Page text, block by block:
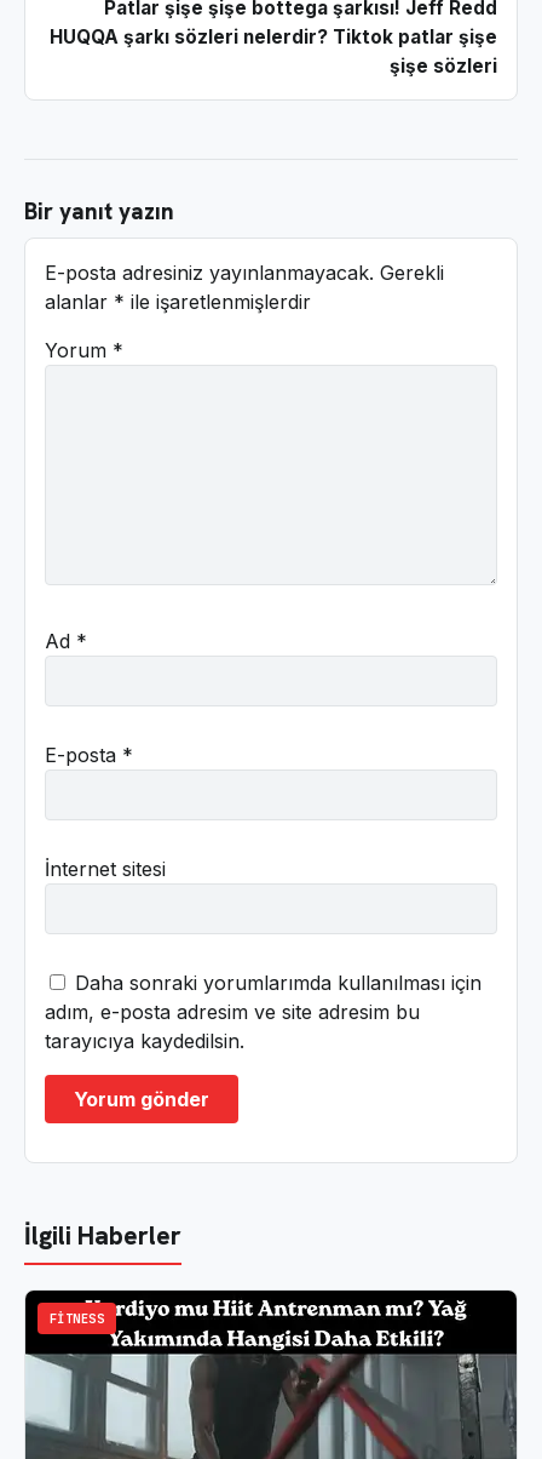
Patlar şişe şişe bottega şarkısı! Jeff Redd
HUQQA şarkı sözleri nelerdir? Tiktok patlar şişe
şişe sözleri
Bir yanıt yazın
E-posta adresiniz yayınlanmayacak. Gerekli
alanlar * ile işaretlenmişlerdir
Yorum *
Ad *
E-posta *
İnternet sitesi
Daha sonraki yorumlarımda kullanılması için
adım, e-posta adresim ve site adresim bu
tarayıcıya kaydedilsin.
İlgili Haberler
FITNESS